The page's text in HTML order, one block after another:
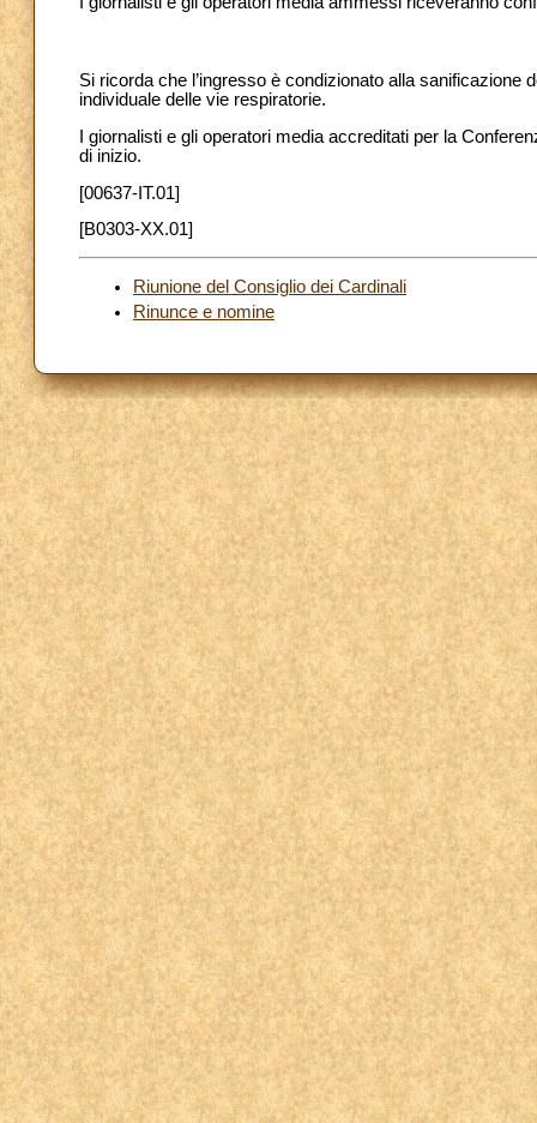
Si ricorda che l’ingresso è condizionato alla
individuale delle vie respiratorie.
I giornalisti e gli operatori media accreditati per la
di inizio.
[00637-IT.01]
[B0303-XX.01]
Riunione del Consiglio dei Cardinali
Rinunce e nomine